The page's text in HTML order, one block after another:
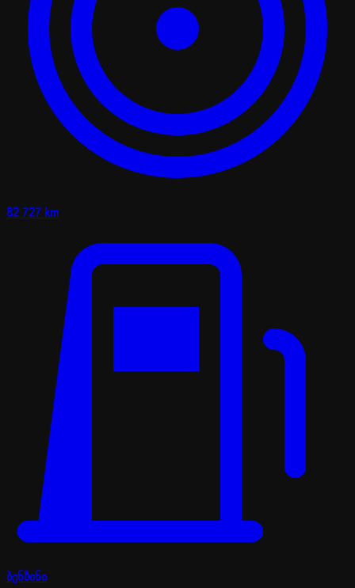
82 727 km
ბენზინი